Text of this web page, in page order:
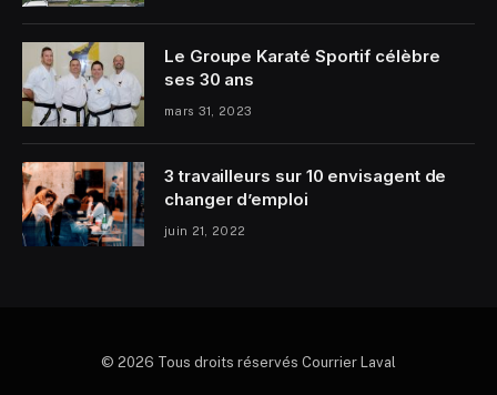
Le Groupe Karaté Sportif célèbre
ses 30 ans
mars 31, 2023
3 travailleurs sur 10 envisagent de
changer d’emploi
juin 21, 2022
© 2026 Tous droits réservés Courrier Laval